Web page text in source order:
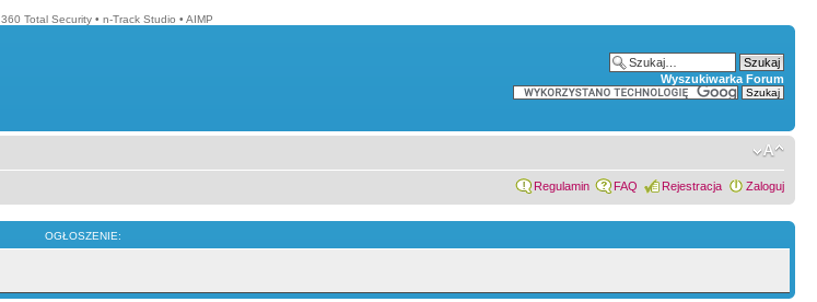
360 Total Security • n-Track Studio • AIMP
Wyszukiwarka Forum
Regulamin FAQ Rejestracja Zaloguj
OGŁOSZENIE: